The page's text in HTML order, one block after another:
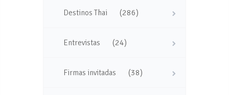
Destinos Thai (286)
Entrevistas (24)
Firmas invitadas (38)